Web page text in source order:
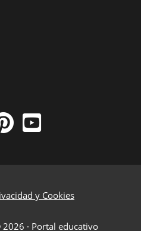
y Cookies
· Portal educativo